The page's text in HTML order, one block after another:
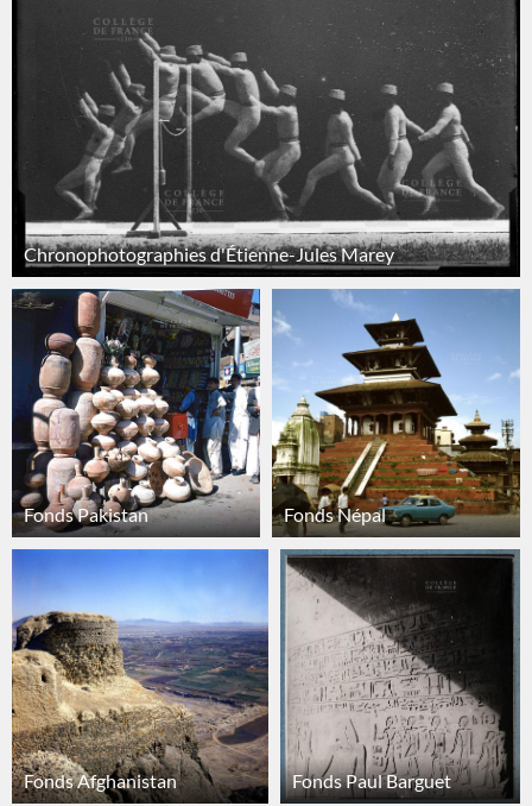
Chronophotographies d'Étienne-Jules Marey
Fonds Pakistan Fonds Népal
Fonds Afghanistan Fonds Paul Barguet